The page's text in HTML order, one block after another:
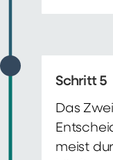
Schritt 5
Das
meist